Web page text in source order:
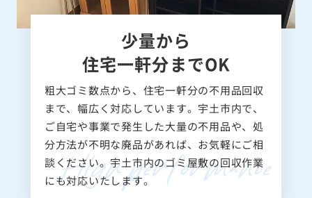
少量から
住宅一軒分までOK
粗大ゴミ数点から、住宅一軒分の不用品回収
まで、幅広く対応しています。宇土市内で、
ご自宅や事業で発生した大量の不用品や、処
分方法が不明な廃品があれば、お気軽にご相
談ください。宇土市内のゴミ屋敷の回収作業
にも対応いたします。